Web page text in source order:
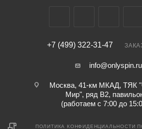
+7 (499) 322-31-47
info@onlyspin.ru
Москва, 41-км МКАД, ТЯК
Мир", ряд В2,
(работаем с 7:00 до
ПОЛИТИКА КОНФИДЕНЦИАЛЬНОСТИ